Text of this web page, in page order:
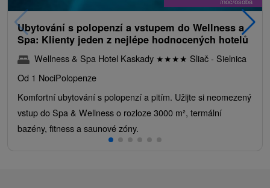
Ubytování s polopenzí a vstupem do Wellness a
Spa: Klienty jeden z nejlépe hodnocených hotelů
Wellness & Spa Hotel Kaskady ★★★★ Sliač - Sielnica
Od 1 NociPolopenze
Komfortní ubytování s polopenzí a pitím. Užijte si neomezený
vstup do Spa & Wellness o rozloze 3000 m², termální
bazény, fitness a saunové zóny.